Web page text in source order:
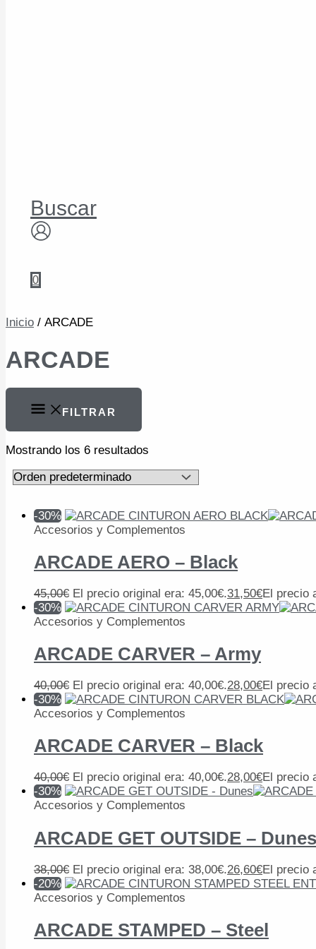
Buscar
0
Inicio / ARCADE
ARCADE
FILTRAR
Mostrando los 6 resultados
-30%
Accesorios y Complementos
ARCADE AERO – Black
45,00€ El precio original era: 45,00€.31,50€El precio
-30%
Accesorios y Complementos
ARCADE CARVER – Army
40,00€ El precio original era: 40,00€.28,00€El precio
-30%
Accesorios y Complementos
ARCADE CARVER – Black
40,00€ El precio original era: 40,00€.28,00€El precio
-30%
Accesorios y Complementos
ARCADE GET OUTSIDE – Dunes
38,00€ El precio original era: 38,00€.26,60€El precio
-20%
Accesorios y Complementos
ARCADE STAMPED – Steel